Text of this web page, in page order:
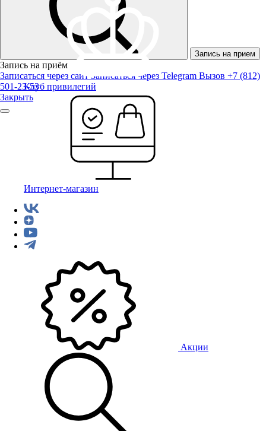
Запись на прием
Запись на приём
Записаться через сайт Записаться через Telegram Вызов +7 (812)
501-23-53
Закрыть
Клуб привилегий
Интернет-магазин
Акции